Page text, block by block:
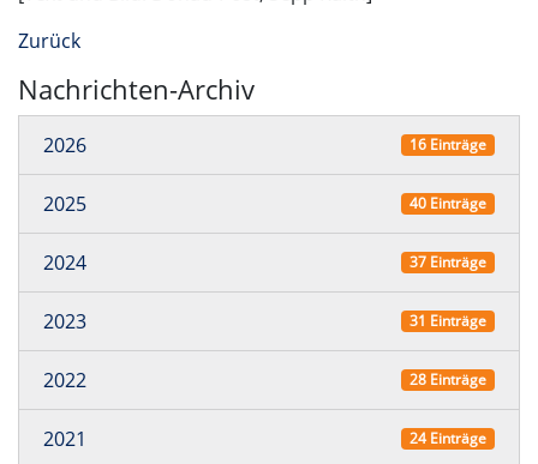
Zurück
Nachrichten-Archiv
2026 16 Einträge
2025 40 Einträge
2024 37 Einträge
2023 31 Einträge
2022 28 Einträge
2021 24 Einträge